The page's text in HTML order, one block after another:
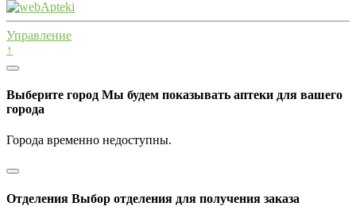
Управление
↑
Выберите город Мы будем показывать аптеки для вашего
города
Города временно недоступны.
Отделения Выбор отделения для получения заказа